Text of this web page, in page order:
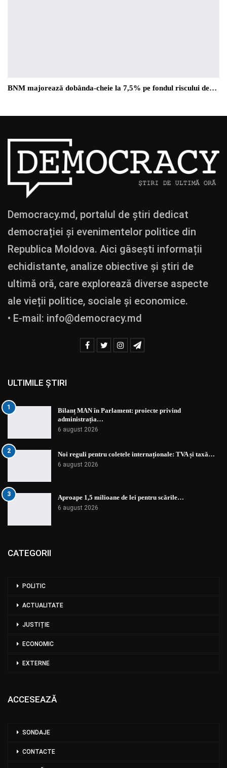
BNM majorează dobânda-cheie la 7,5% pe fondul riscului de…
Democracy.md, portalul de știri dedicat
democrației și evenimentelor politice din
Republica Moldova. Aici găsești informații
echidistante, analize obiective și știri de
ultimă oră, care explorează diverse aspecte
ale vieții politice, sociale și economice.
• E-mail: info@democracy.md
ULTIMILE ȘTIRI
1
Bilanț MAN în Parlament: proiecte privind
administrația…
6 august 2026
2 Noi reguli pentru coletele internaționale: TVA și taxă…
6 august 2026
3 Aproape 1,5 milioane de lei pentru scările…
6 august 2026
CATEGORII
POLITIC
ACTUALITATE
JUSTIȚIE
ECONOMIC
EXTERNE
ACCESEAZĂ
SONDAJE
CONTACTE